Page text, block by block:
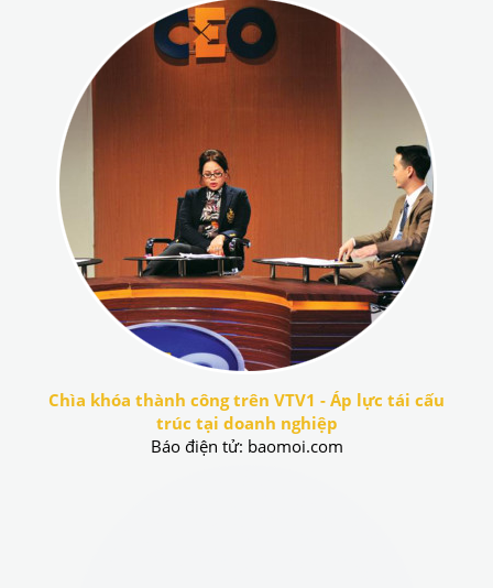
Chìa khóa thành công trên VTV1 - Áp lực tái cấu
trúc tại doanh nghiệp
Báo điện tử: baomoi.com